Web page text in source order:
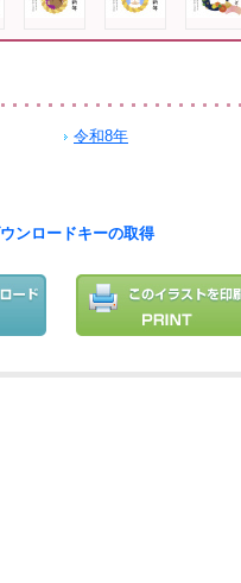
令和8年
ンロードキーの取得